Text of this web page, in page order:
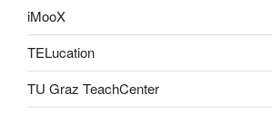
iMooX
TELucation
TU Graz TeachCenter